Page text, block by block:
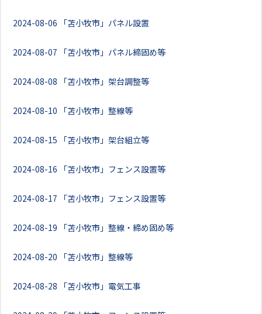
2024-08-06 「苫小牧市」パネル設置
2024-08-07 「苫小牧市」パネル締固め等
2024-08-08 「苫小牧市」架台調整等
2024-08-10 「苫小牧市」整線等
2024-08-15 「苫小牧市」架台組立等
2024-08-16 「苫小牧市」フェンス設置等
2024-08-17 「苫小牧市」フェンス設置等
2024-08-19 「苫小牧市」整線・締め固め等
2024-08-20 「苫小牧市」整線等
2024-08-28 「苫小牧市」電気工事